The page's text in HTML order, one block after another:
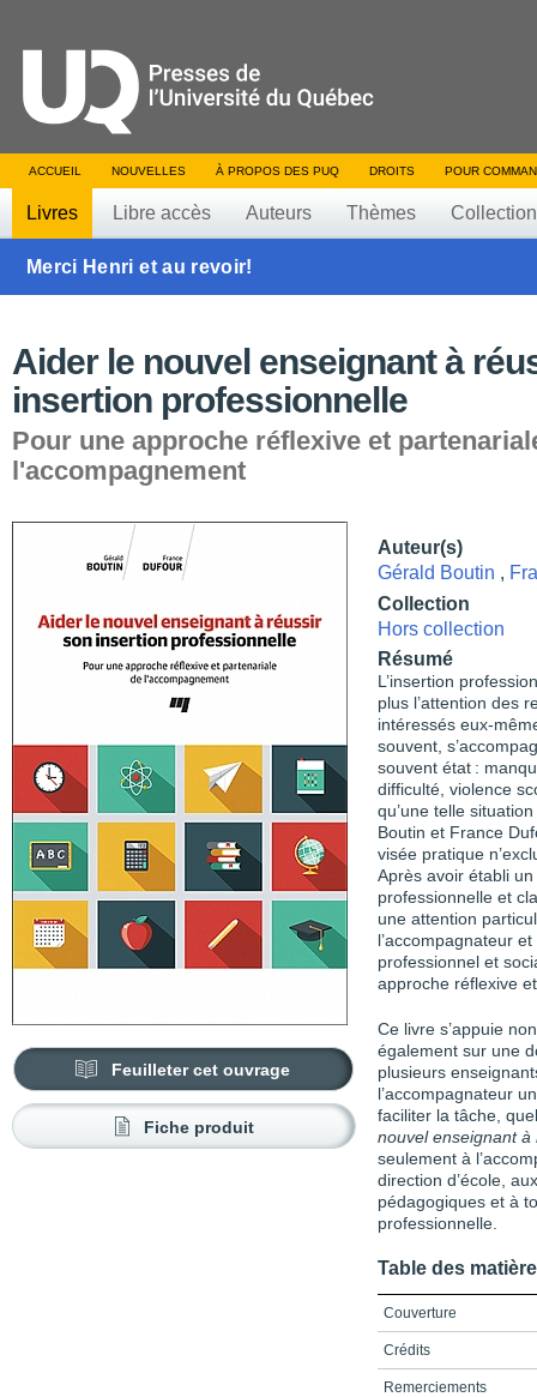
ACCUEIL NOUVELLES À PROPOS DES PUQ DROITS POUR
Livres Libre accès Auteurs Thèmes
Merci Henri et au revoir!
Aider le nouvel enseignant à
insertion professionnelle
Pour une approche réflexive et
l'accompagnement
Feuilleter cet ouvrage
Fiche produit
Auteur(s)
Gérald Boutin ,
Collection
Hors collection
Résumé
L’insertion
plus l’attention des
intéressés eux-
souvent,
souvent état :
difficulté, violence
qu’une telle
Boutin et France
visée pratique
Après avoir établi
professionnelle et
une attention
l’accompagnateur
professionnel et
approche réflexive
Ce livre s’appuie
également sur une
plusieurs
l’accompagnateur
faciliter la tâche,
nouvel enseignant
seulement à
direction d’école,
pédagogiques et à
professionnelle.
Table des
Couverture
Crédits
Remerciements